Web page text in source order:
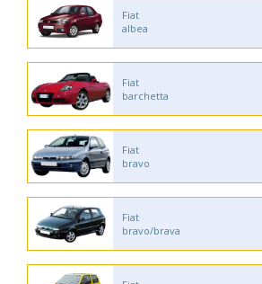
Fiat
albea
Fiat
barchetta
Fiat
bravo
Fiat
bravo/brava